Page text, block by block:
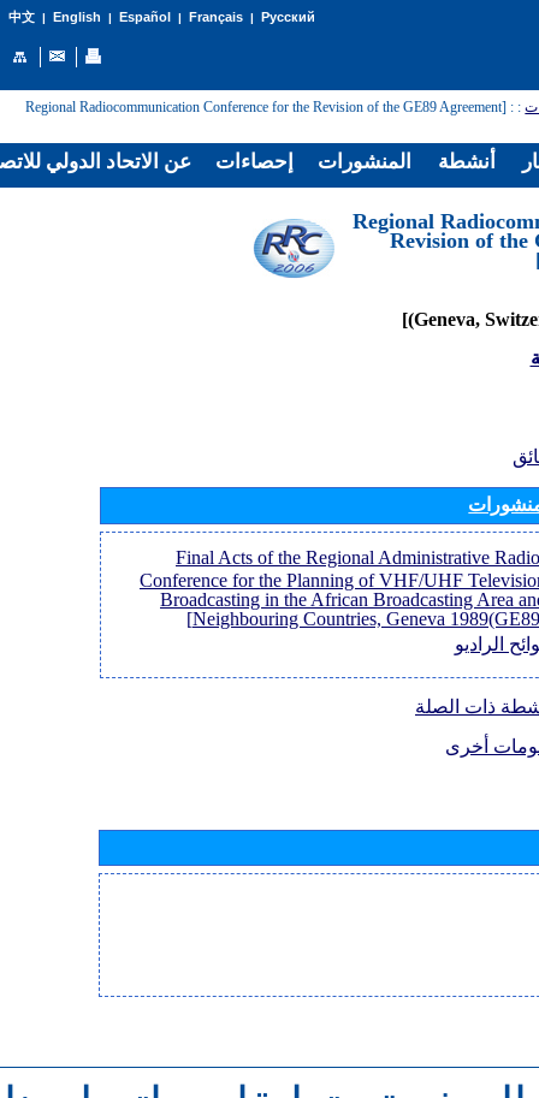
中文| English | Español | Français| Русский
:
: [Regional Radiocommunication Conference for the Revision of the GE89 Agreement
[Regional
Revision of the
[Final Acts of the Regional Administrative Radio
Conference for the Planning of VHF/UHF
Broadcasting in the African Broadcasting Area
Neighbouring Countries, Geneva
الراديو
ذات الصلة
أخرى
عن الاتحاد الدولي إحصاءات المنشورات أنشطة